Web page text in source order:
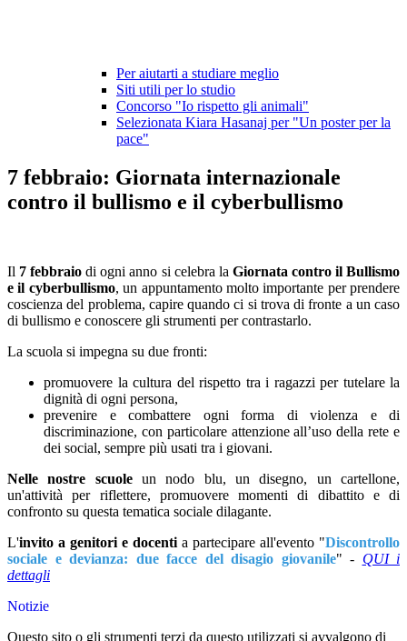
Per aiutarti a studiare meglio
Siti utili per lo studio
Concorso "Io rispetto gli animali"
Selezionata Kiara Hasanaj per "Un poster per la
pace"
7 febbraio: Giornata internazionale
contro il bullismo e il cyberbullismo
Il 7 febbraio di ogni anno si celebra la Giornata contro il Bullismo
e il cyberbullismo, un appuntamento molto importante perprendere
coscienza del problema, capire quando ci si trova di fronte a un caso
di bullismo e conoscere gli strumenti per contrastarlo.
La scuola si impegna su due fronti:
promuovere la cultura del rispetto tra i ragazzi per tutelare la
dignità di ogni persona,
prevenire e combattere ogni forma di violenza e di
discriminazione, con particolare attenzione all’uso della rete e
dei social, sempre più usati tra i giovani.
Nelle nostre scuoleun nodo blu, un disegno, un cartellone,
un'attività per riflettere, promuovere momenti di dibattito e di
confronto su questa tematica sociale dilagante.
L'invito a genitori e docenti a partecipare all'evento "Discontrollo
sociale e devianza: due facce del disagio giovanile" - QUI i
dettagli
Notizie
Questo sito o gli strumenti terzi da questo utilizzati si avvalgono di